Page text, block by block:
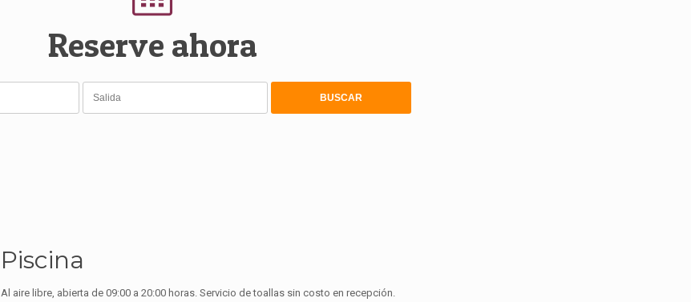
Reserve ahora
Piscina
Al aire libre, abierta de 09:00 a 20:00 horas. Servicio de toallas sin costo en recepción.